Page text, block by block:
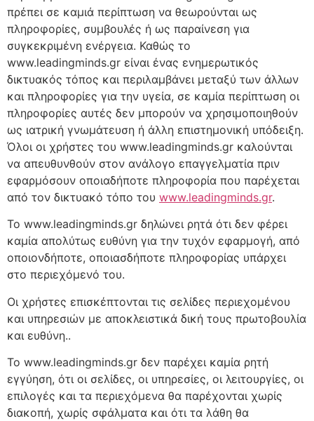
πρέπει σε καμιά περίπτωση να θεωρούνται ως
πληροφορίες, συμβουλές ή ως παραίνεση για
συγκεκριμένη ενέργεια. Καθώς το
www.leadingminds.gr είναι ένας ενημερωτικός
δικτυακός τόπος και περιλαμβάνει μεταξύ των άλλων
και πληροφορίες για την υγεία, σε καμία περίπτωση οι
πληροφορίες αυτές δεν μπορούν να χρησιμοποιηθούν
ως ιατρική γνωμάτευση ή άλλη επιστημονική υπόδειξη.
Όλοι οι χρήστες του www.leadingminds.gr καλούνται
να απευθυνθούν στον ανάλογο επαγγελματία πριν
εφαρμόσουν οποιαδήποτε πληροφορία που παρέχεται
από τον δικτυακό τόπο του www.leadingminds.gr.
Το www.leadingminds.gr δηλώνει ρητά ότι δεν φέρει
καμία απολύτως ευθύνη για την τυχόν εφαρμογή, από
οποιονδήποτε, οποιασδήποτε πληροφορίας υπάρχει
στο περιεχόμενό του.
Οι χρήστες επισκέπτονται τις σελίδες περιεχομένου
και υπηρεσιών με αποκλειστικά δική τους πρωτοβουλία
και ευθύνη..
Το www.leadingminds.gr δεν παρέχει καμία ρητή
εγγύηση, ότι οι σελίδες, οι υπηρεσίες, οι λειτουργίες, οι
επιλογές και τα περιεχόμενα θα παρέχονται χωρίς
διακοπή, χωρίς σφάλματα και ότι τα λάθη θα